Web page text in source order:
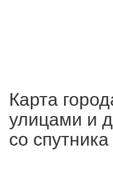
Карта
улицами и
со спутника